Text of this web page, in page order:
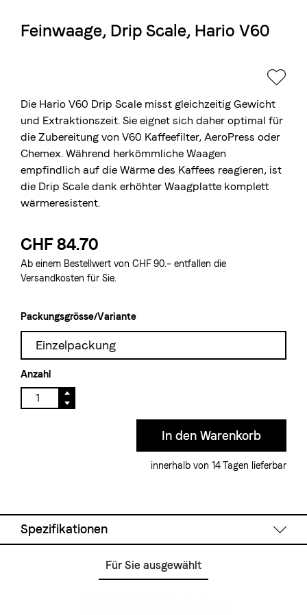
Die Berner Rösterei
Blaser Trading
Feinwaage, Drip Scale, Hario V60
Die Hario V60 Drip Scale misst gleichzeitig Gewicht
und Extraktionszeit. Sie eignet sich daher optimal für
die Zubereitung von V60 Kaffeefilter, AeroPress oder
Chemex. Während herkömmliche Waagen
empfindlich auf die Wärme des Kaffees reagieren, ist
die Drip Scale dank erhöhter Waagplatte komplett
wärmeresistent.
CHF 84.70
Ab einem Bestellwert von CHF 90.– entfallen die
Versandkosten für Sie.
Packungsgrösse/Variante
Einzelpackung
Anzahl
innerhalb von 14 Tagen lieferbar
Spezifikationen
Für Sie ausgewählt